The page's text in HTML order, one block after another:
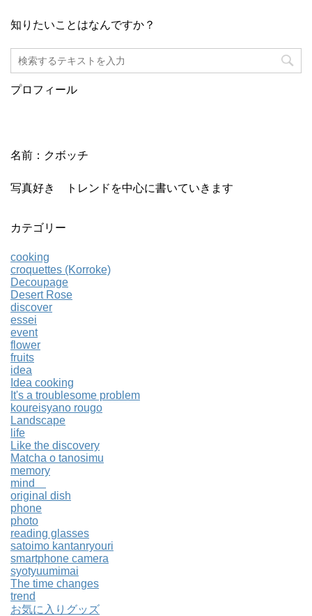
知りたいことはなんですか？
プロフィール
名前：クボッチ
写真好き トレンドを中心に書いていきます
カテゴリー
cooking
croquettes (Korroke)
Decoupage
Desert Rose
discover
essei
event
flower
fruits
idea
Idea cooking
It's a troublesome problem
koureisyano rougo
Landscape
life
Like the discovery
Matcha o tanosimu
memory
mind
original dish
phone
photo
reading glasses
satoimo kantanryouri
smartphone camera
syotyuumimai
The time changes
trend
お気に入りグッズ